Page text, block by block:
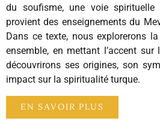
du soufisme, une voie spirituelle
provient des enseignements du
Dans ce texte, nous explorerons
ensemble, en mettant l’accent
découvrirons ses origines, son
impact sur la spiritualité turque.
EN SAVOIR PLUS